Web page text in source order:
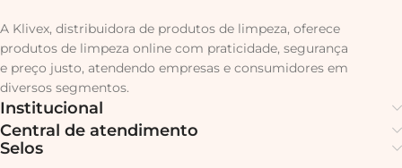
A Klivex, distribuidora de produtos de limpeza, oferece
produtos de limpeza online com praticidade, segurança
e preço justo, atendendo empresas e consumidores em
diversos segmentos.
Institucional
Central de atendimento
Selos